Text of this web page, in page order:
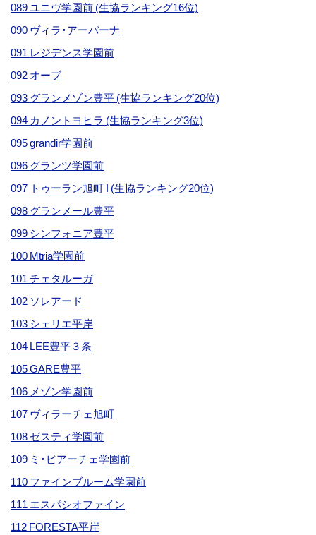
089 ユニヴ学園前 (生協ランキング16位)
090 ヴィラ・アーバーナ
091 レジデンス学園前
092 オーブ
093 グランメゾン豊平 (生協ランキング20位)
094 カノントヨヒラ (生協ランキング3位)
095 grandir学園前
096 グランツ学園前
097 トゥーラン旭町 I (生協ランキング20位)
098 グランメール豊平
099 シンフォニア豊平
100 Mtria学園前
101 チェタルーガ
102 ソレアード
103 シェリエ平岸
104 LEE豊平３条
105 GARE豊平
106 メゾン学園前
107 ヴィラーチェ旭町
108 ゼスティ学園前
109 ミ・ピアーチェ学園前
110 ファインブルーム学園前
111 エスパシオファイン
112 FORESTA平岸